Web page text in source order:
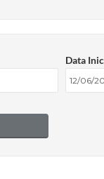
Data